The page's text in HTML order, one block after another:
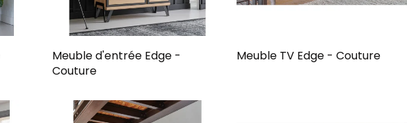
Meuble d'entrée Edge -
Couture
Meuble TV Edge - Couture